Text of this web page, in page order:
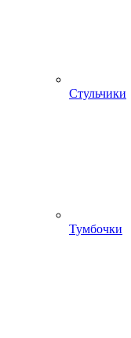
Стульчики
Тумбочки